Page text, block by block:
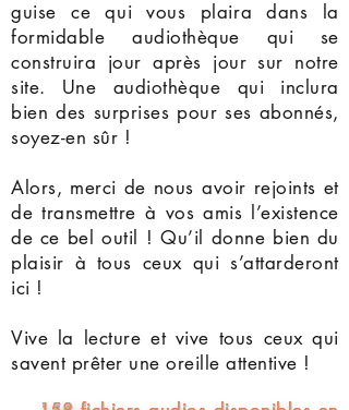
guise ce qui vous plaira dans la
formidable audiothèque qui se
construira jour après jour sur notre
site. Une audiothèque qui inclura
bien des surprises pour ses abonnés,
soyez-en sûr !
Alors, merci de nous avoir rejoints et
de transmettre à vos amis l’existence
de ce bel outil ! Qu’il donne bien du
plaisir à tous ceux qui s’attarderont
ici !
Vive la lecture et vive tous ceux qui
savent prêter une oreille attentive !